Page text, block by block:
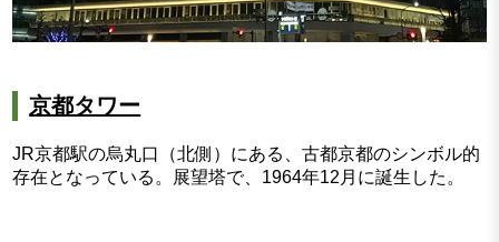
京都タワー
JR京都駅の烏丸口（北側）にある、古都京都のシンボル的
存在となっている。展望塔で、1964年12月に誕生した。